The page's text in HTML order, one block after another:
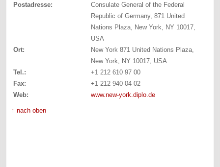
Postadresse:
Consulate General of the Federal
Republic of Germany, 871 United
Nations Plaza, New York, NY 10017,
USA
Ort:
New York 871 United Nations Plaza,
New York, NY 10017, USA
Tel.:
+1 212 610 97 00
Fax:
+1 212 940 04 02
Web:
www.new-york.diplo.de
↑ nach oben